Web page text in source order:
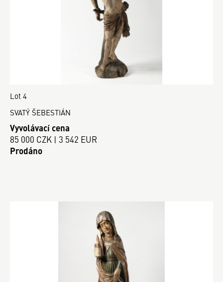
Lot 4
SVATÝ ŠEBESTIÁN
Vyvolávací cena
85 000 CZK | 3 542 EUR
Prodáno